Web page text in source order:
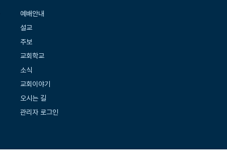
예배안내
설교
주보
교회학교
소식
교회이야기
오시는 길
관리자 로그인